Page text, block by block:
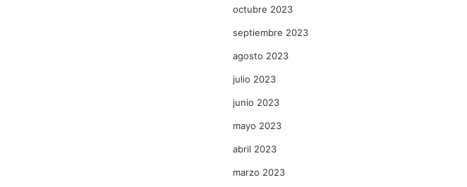
octubre 2023
septiembre 2023
agosto 2023
julio 2023
junio 2023
mayo 2023
abril 2023
marzo 2023